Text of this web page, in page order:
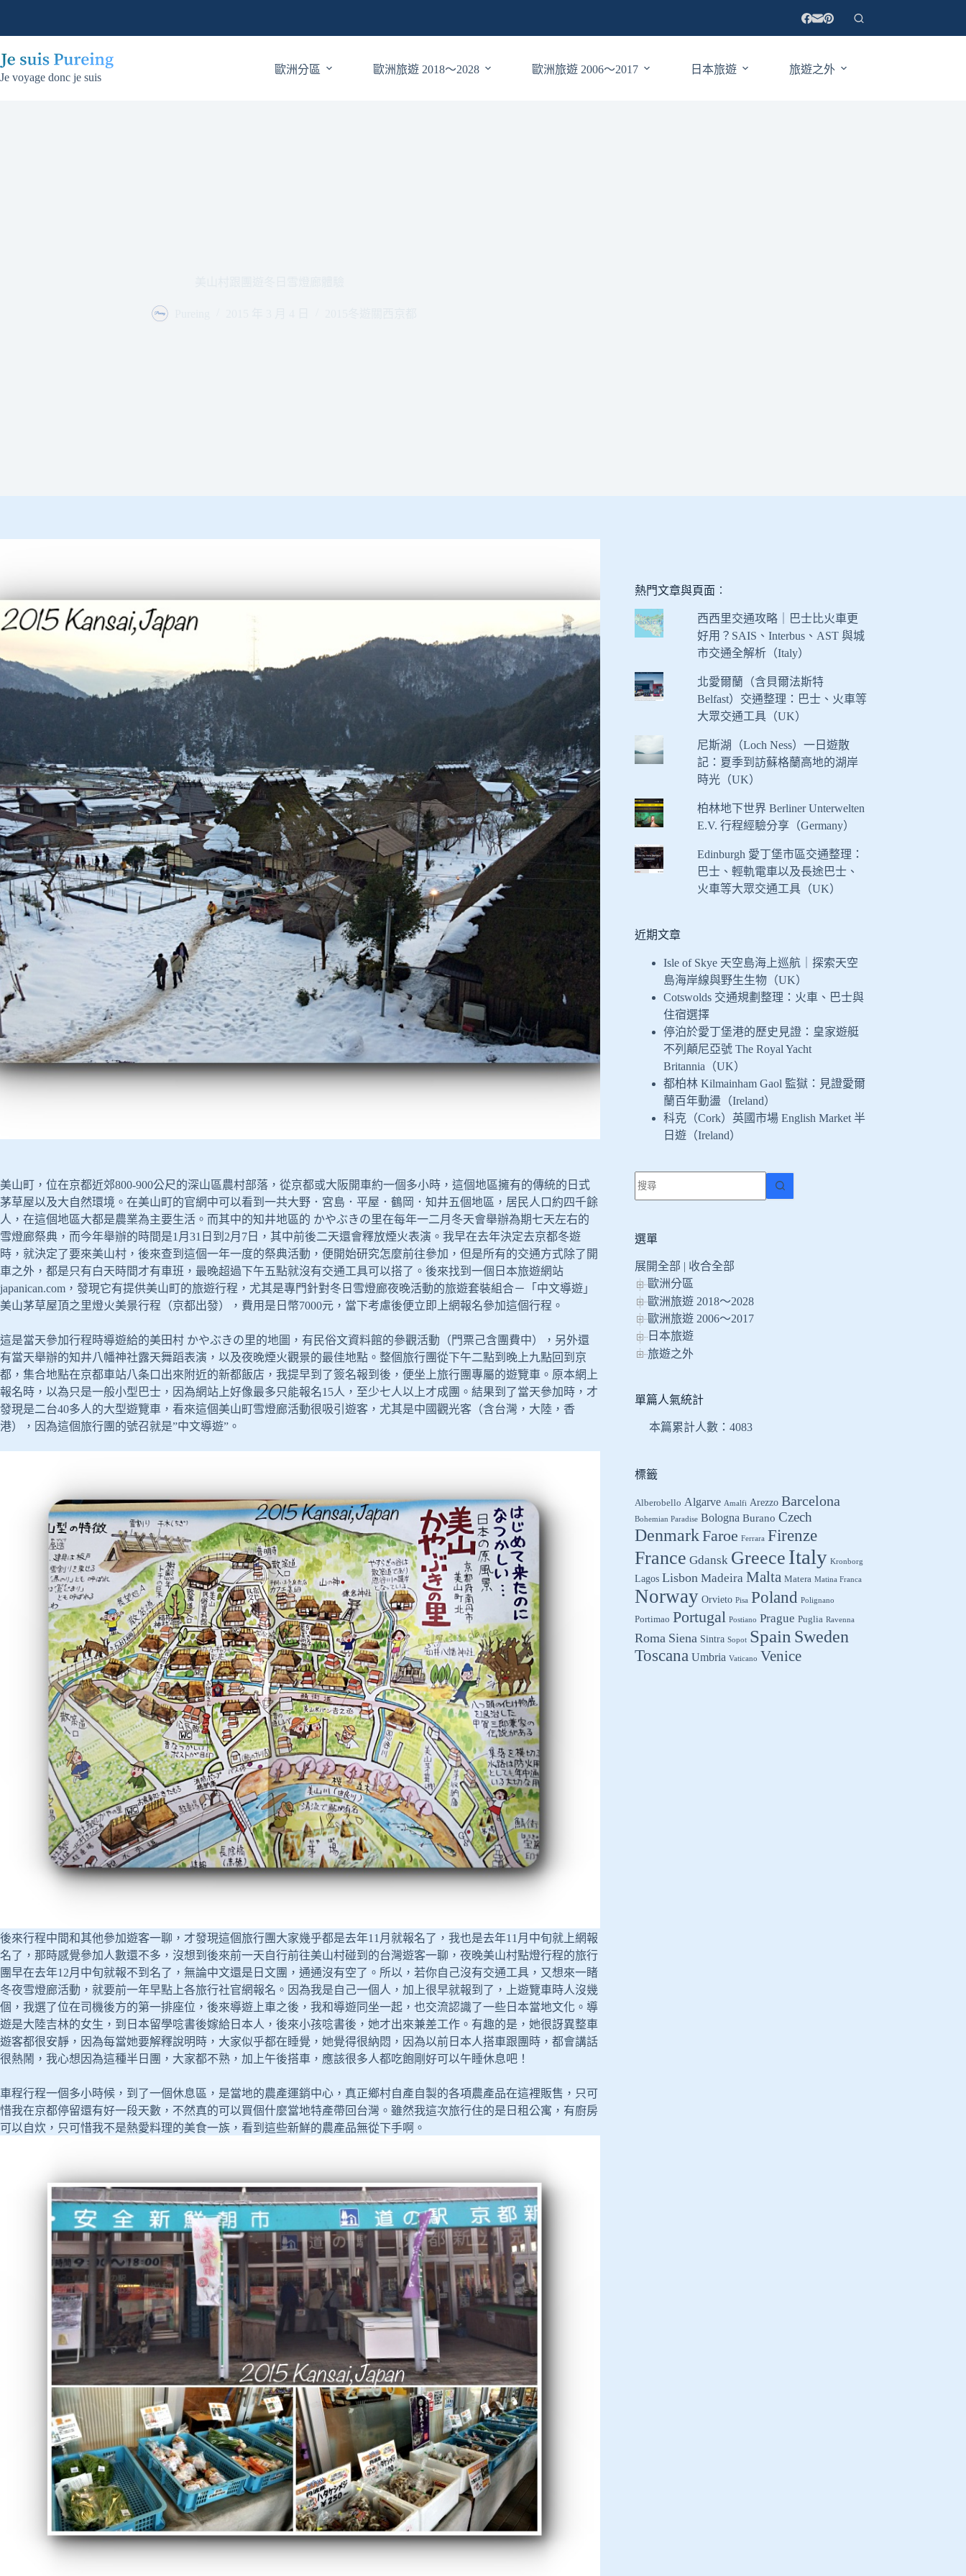
要
內
Je voyage donc je suis
歐洲分區 歐洲旅遊 2018～2028 歐洲旅遊 2006～2017 日本旅遊 旅遊之外
美山町，位在京都近郊800-900公尺的深山區農村部落，從京都或大阪開車約一個多小時，這個地區擁有的傳統的日式
茅草屋以及大自然環境。在美山町的官網中可以看到一共大野．宮島．平屋．鶴岡．知井五個地區，居民人口約四千餘
人，在這個地區大都是農業為主要生活。而其中的知井地區的 かやぶきの里在每年一二月冬天會舉辦為期七天左右的
雪燈廊祭典，而今年舉辦的時間是1月31日到2月7日，其中前後二天還會釋放煙火表演。我早在去年決定去京都冬遊
時，就決定了要來美山村，後來查到這個一年一度的祭典活動，便開始研究怎麼前往參加，但是所有的交通方式除了開
車之外，都是只有白天時間才有車班，最晚超過下午五點就沒有交通工具可以搭了。後來找到一個日本旅遊網站
japanican.com，發現它有提供美山町的旅遊行程，尤其是專門針對冬日雪燈廊夜晚活動的旅遊套裝組合－「中文導遊」
美山茅草屋頂之里燈火美景行程（京都出發），費用是日幣7000元，當下考慮後便立即上網報名參加這個行程。
這是當天參加行程時導遊給的美田村 かやぶきの里的地圖，有民俗文資料館的參觀活動（門票己含團費中），另外還
有當天舉辦的知井八幡神社露天舞蹈表演，以及夜晚煙火觀景的最佳地點。整個旅行團從下午二點到晚上九點回到京
都，集合地點在京都車站八条口出來附近的新都飯店，我提早到了簽名報到後，便坐上旅行團專屬的遊覽車。原本網上
報名時，以為只是一般小型巴士，因為網站上好像最多只能報名15人，至少七人以上才成團。結果到了當天參加時，才
發現是二台40多人的大型遊覽車，看來這個美山町雪燈廊活動很吸引遊客，尤其是中國觀光客（含台灣，大陸，香
港），因為這個旅行團的號召就是”中文導遊”。
後來行程中間和其他參加遊客一聊，才發現這個旅行團大家幾乎都是去年11月就報名了，我也是去年11月中旬就上網報
名了，那時感覺參加人數還不多，沒想到後來前一天自行前往美山村碰到的台灣遊客一聊，夜晚美山村點燈行程的旅行
團早在去年12月中旬就報不到名了，無論中文還是日文團，通通沒有空了。所以，若你自己沒有交通工具，又想來一睹
冬夜雪燈廊活動，就要前一年早點上各旅行社官網報名。因為我是自己一個人，加上很早就報到了，上遊覽車時人沒幾
個，我選了位在司機後方的第一排座位，後來導遊上車之後，我和導遊同坐一起，也交流認識了一些日本當地文化。導
遊是大陸吉林的女生，到日本留學唸書後嫁給日本人，後來小孩唸書後，她才出來兼差工作。有趣的是，她很訝異整車
遊客都很安靜，因為每當她要解釋說明時，大家似乎都在睡覺，她覺得很納悶，因為以前日本人搭車跟團時，都會講話
很熱鬧，我心想因為這種半日團，大家都不熟，加上午後搭車，應該很多人都吃飽剛好可以午睡休息吧！
車程行程一個多小時候，到了一個休息區，是當地的農產運銷中心，真正鄉村自產自製的各項農產品在這裡販售，只可
惜我在京都停留還有好一段天數，不然真的可以買個什麼當地特產帶回台灣。雖然我這次旅行住的是日租公寓，有廚房
可以自炊，只可惜我不是熱愛料理的美食一族，看到這些新鮮的農產品無從下手啊。
熱門文章與頁面︰
西西里交通攻略｜巴士比火車更
好用？SAIS、Interbus、AST 與城
市交通全解析（Italy）
北愛爾蘭（含貝爾法斯特
Belfast）交通整理：巴士、火車等
大眾交通工具（UK）
尼斯湖（Loch Ness）一日遊散
記：夏季到訪蘇格蘭高地的湖岸
時光（UK）
柏林地下世界 Berliner Unterwelten
E.V. 行程經驗分享（Germany）
Edinburgh 愛丁堡市區交通整理：
巴士、輕軌電車以及長途巴士、
火車等大眾交通工具（UK）
近期文章
Isle of Skye 天空島海上巡航｜探索天空
島海岸線與野生生物（UK）
Cotswolds 交通規劃整理：火車、巴士與
住宿選擇
停泊於愛丁堡港的歷史見證：皇家遊艇
不列顛尼亞號 The Royal Yacht
Britannia（UK）
都柏林 Kilmainham Gaol 監獄：見證愛爾
蘭百年動盪（Ireland）
科克（Cork）英國市場 English Market 半
日遊（Ireland）
找
不
符
條
件
的
結
果
選單
展開全部 | 收合全部
歐洲分區
歐洲旅遊 2018～2028
歐洲旅遊 2006～2017
日本旅遊
旅遊之外
單篇人氣統計
本篇累計人數：4083
標籤
Alberobello Algarve Amalfi Arezzo Barcelona
Bohemian Paradise Bologna Burano Czech
DenmarkFaroe Ferrara Firenze
France Gdansk Greece Italy Kronborg
Lagos Lisbon Madeira Malta Matera Matina Franca
Norway Orvieto Pisa Poland Polignano
Portimao Portugal Postiano Prague Puglia Ravenna
Roma Siena Sintra Sopot Spain Sweden
Toscana Umbria Vaticano Venice